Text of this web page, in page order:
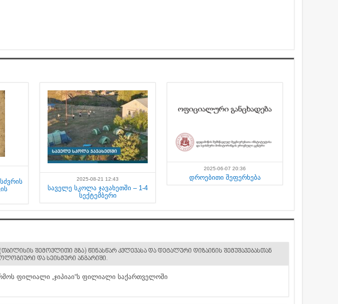
2025-08-21 12:43
საველე სკოლა ჯავახეთში – 1-4
სექტემბერი
2025-06-07 20:36
დროებითი შეფერხება
ᲨᲔᲛᲝᲕᲚᲘᲗᲘ ᲒᲖᲐ) ᲬᲘᲜᲐᲡᲬᲐᲠ ᲙᲕᲚᲔᲕᲐᲡᲐ ᲓᲐ ᲓᲔᲢᲐᲚᲣᲠᲘ ᲓᲘᲖᲐᲘᲜᲘᲡ ᲨᲔᲛᲣᲨᲐᲕᲔᲑᲐᲡᲗᲐᲜ
ᲓᲐ ᲡᲔᲘᲡᲛᲣᲠᲘ ᲐᲜᲒᲐᲠᲘᲨᲘ.
ფილიალი „ჯიპიაი“ს ფილიალი საქართველოში